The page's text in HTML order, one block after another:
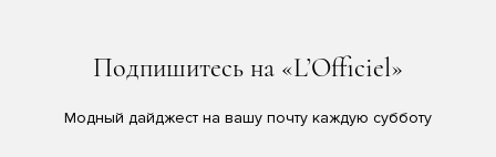
Подпишитесь на «L’Officiel»
Модный дайджест на вашу почту каждую субботу